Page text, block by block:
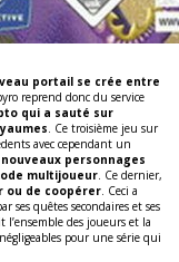
portail se crée entre
reprend donc du service
qui a sauté sur
. Ce troisième jeu sur
avec cependant un
personnages
multijoueur. Ce dernier,
ou de coopérer. Ceci a
ses quêtes secondaires et ses
l’ensemble des joueurs et la
pour une série qui